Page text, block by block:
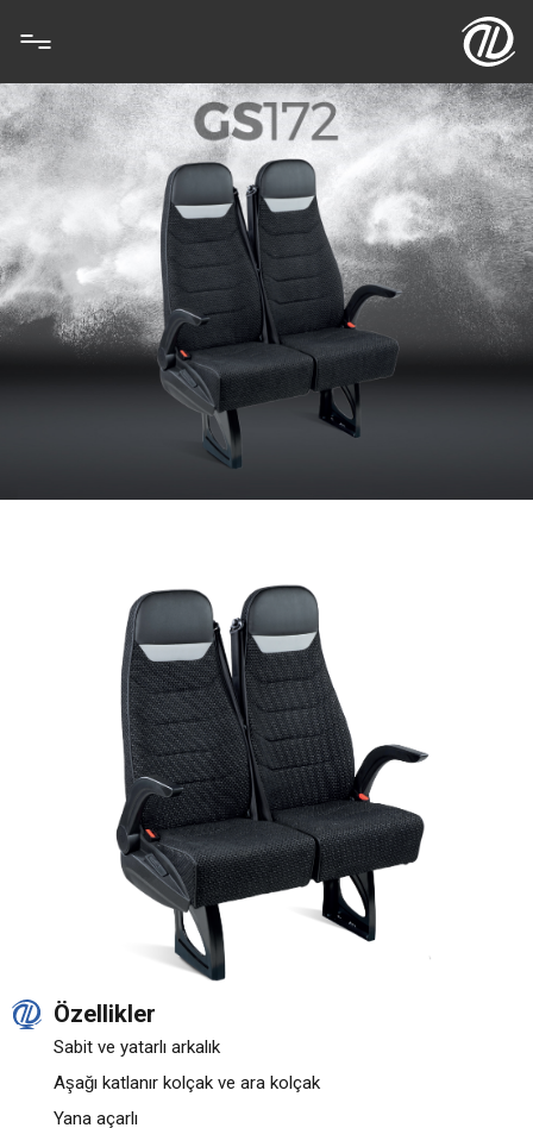
Özellikler
Sabit ve yatarlı arkalık
Aşağı katlanır kolçak ve ara kolçak
Yana açarlı